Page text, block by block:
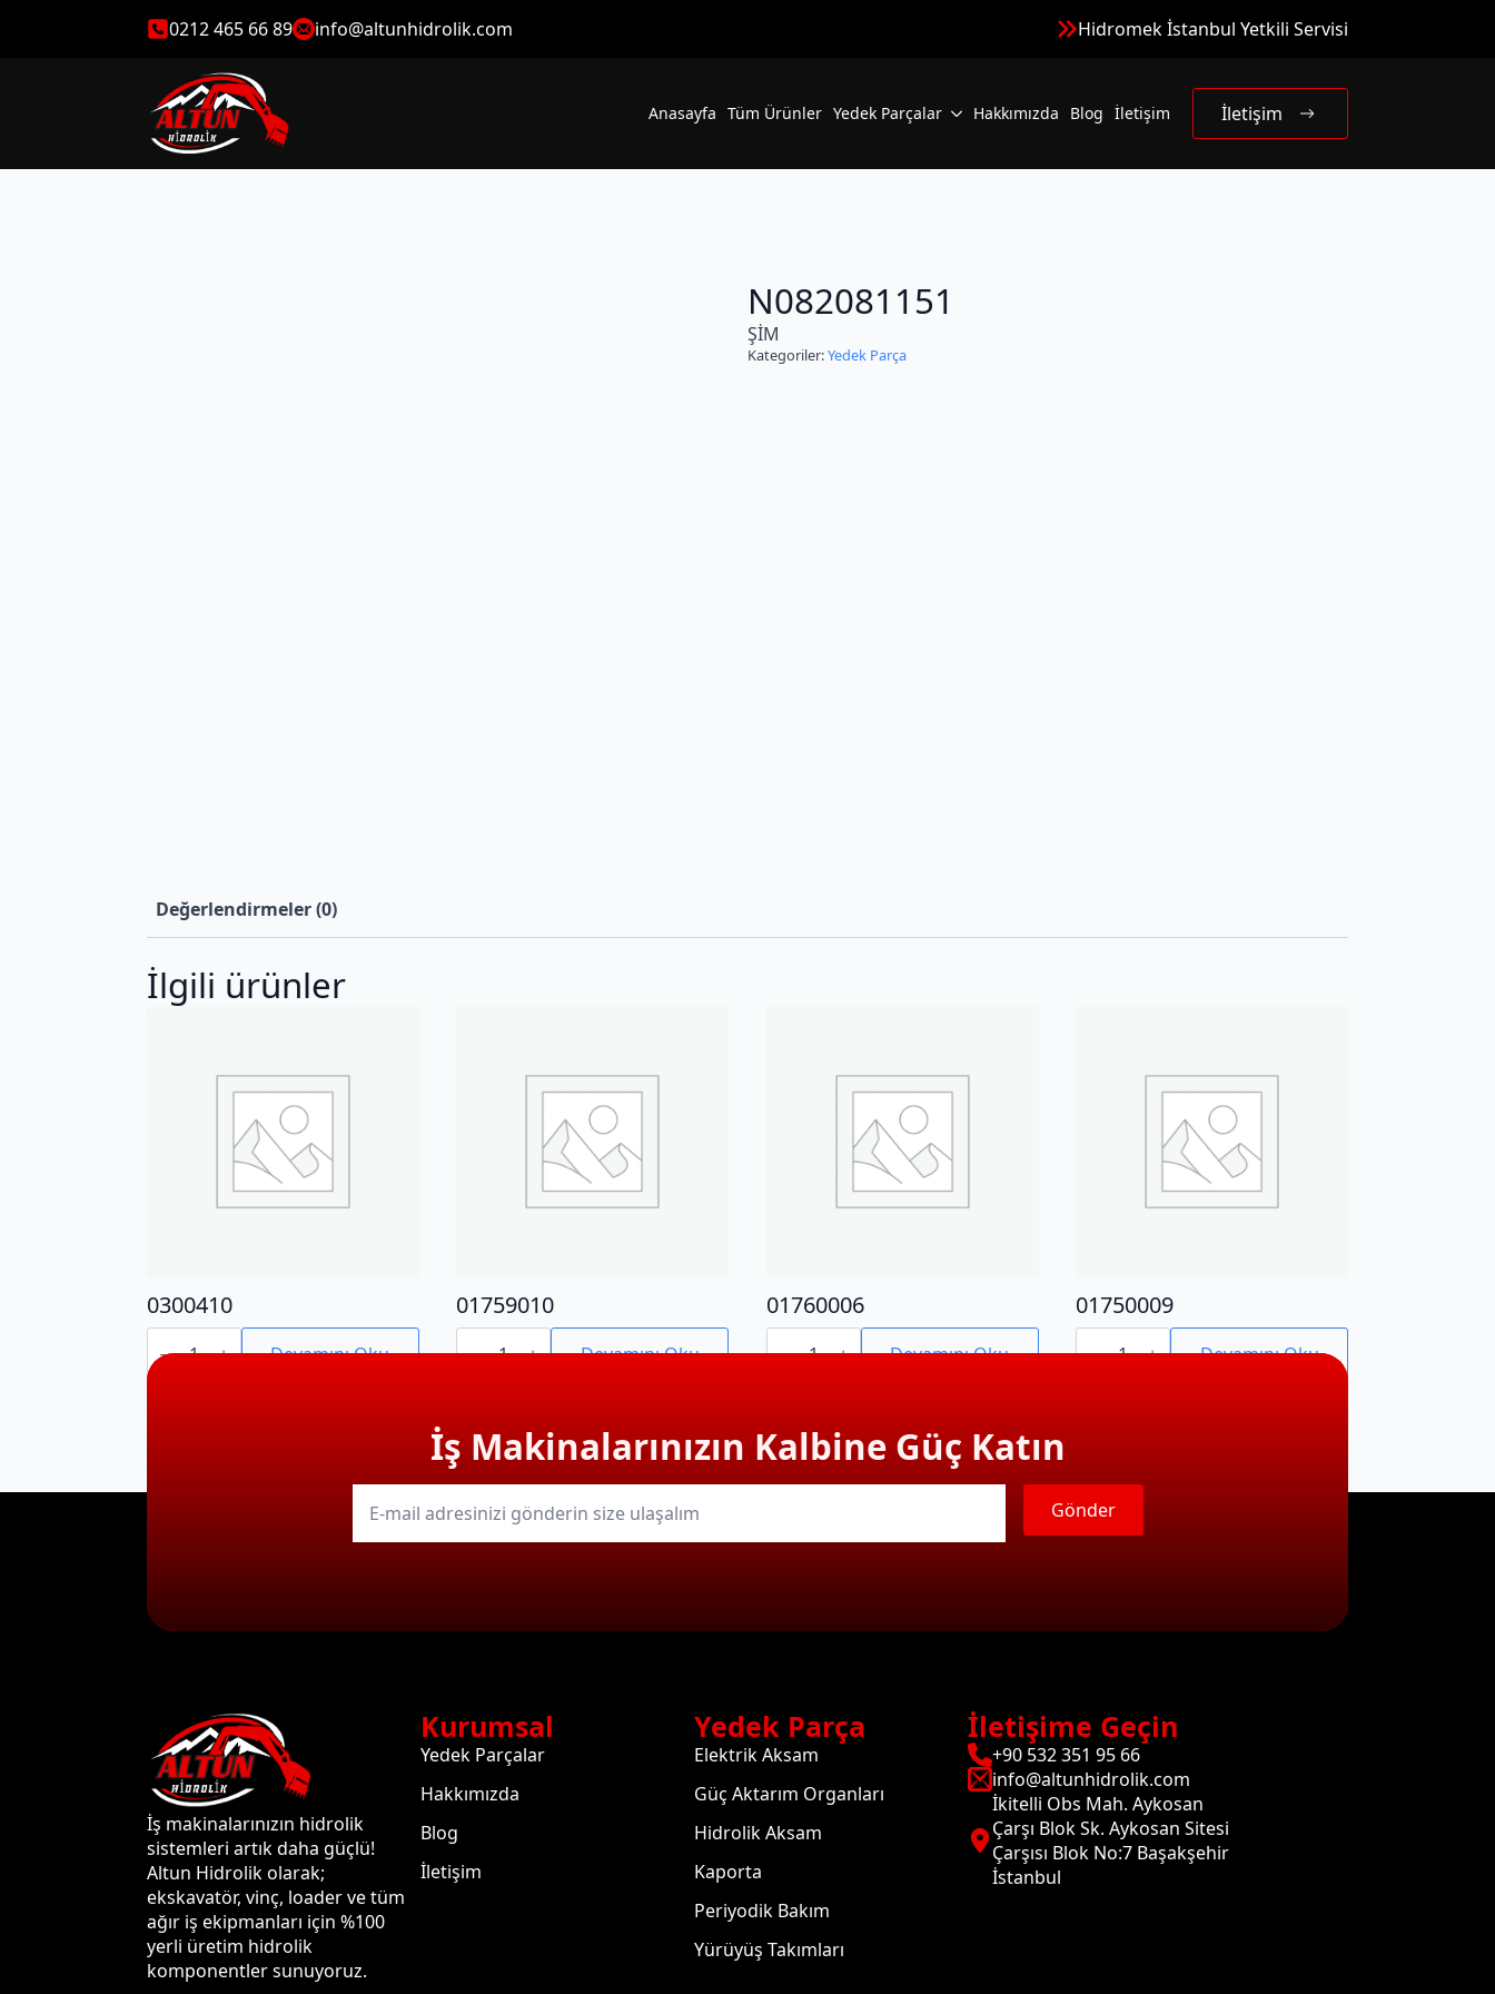
0212 465 66 89 info@altunhidrolik.com Hidromek İstanbul Yetkili Servisi
Anasayfa Tüm Ürünler Yedek Parçalar Hakkımızda Blog İletişim İletişim
N082081151
ŞİM
Kategoriler:Yedek Parça
Değerlendirmeler (0)
İlgili ürünler
0300410
0300410
adet Devamını Oku
01759010
01759010
adet Devamını Oku
01760006
01760006
adet Devamını Oku
01750009
01750009
adet Devamını Oku
İş Makinalarınızın Kalbine Güç Katın
E-
mail Gönder
İş makinalarınızın hidrolik
sistemleri artık daha güçlü!
Altun Hidrolik olarak;
ekskavatör, vinç, loader ve tüm
ağır iş ekipmanları için %100
yerli üretim hidrolik
komponentler sunuyoruz.
Kurumsal
Yedek Parçalar
Hakkımızda
Blog
İletişim
Yedek Parça
Elektrik Aksam
Güç Aktarım Organları
Hidrolik Aksam
Kaporta
Periyodik Bakım
Yürüyüş Takımları
İletişime Geçin
+90 532 351 95 66
info@altunhidrolik.com
İkitelli Obs Mah. Aykosan
Çarşı Blok Sk. Aykosan Sitesi
Çarşısı Blok No:7 Başakşehir
İstanbul